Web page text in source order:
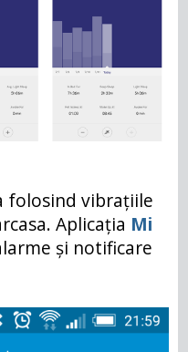
folosind vibrațiile
Aplicația Mi
și notificare